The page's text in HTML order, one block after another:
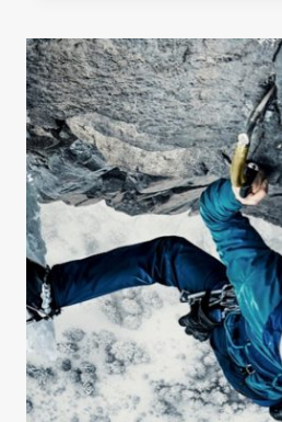
DESAFÍA
LAS
TRADICIONES
DE
SU
PAÍS
DESDE
LAS
MONTAÑAS
MÁS
ALTAS